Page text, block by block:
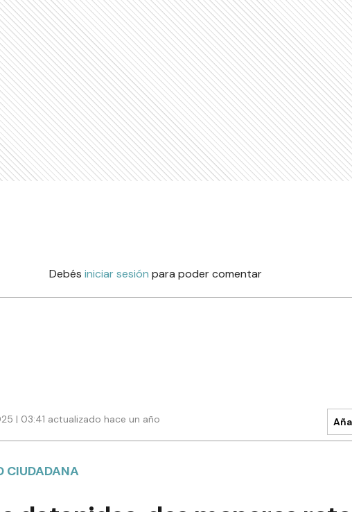
Debés iniciar sesión para poder comentar
| 03:41 actualizado hace un año
CIUDADANA